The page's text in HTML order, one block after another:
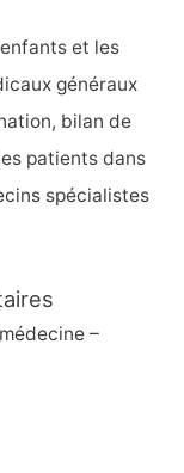
et les
généraux
bilan de
patients dans
spécialistes
–